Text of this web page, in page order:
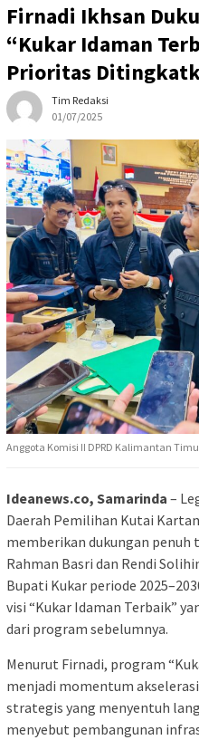
Firnadi Ikhsan
“Kukar Idaman
Prioritas
Tim Redaksi
01/07/2025
Anggota Komisi II DPRD Kalimantan
Ideanews.co, Samarinda –
Daerah Pemilihan Kutai
memberikan dukungan penuh
Rahman Basri dan Rendi
Bupati Kukar periode
visi “Kukar Idaman Terbaik”
dari program sebelumnya.
Menurut Firnadi, program
menjadi momentum
strategis yang menyentuh
menyebut pembangunan